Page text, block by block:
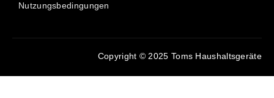
Nutzungsbedingungen
Copyright © 2025 Toms Haushaltsgeräte